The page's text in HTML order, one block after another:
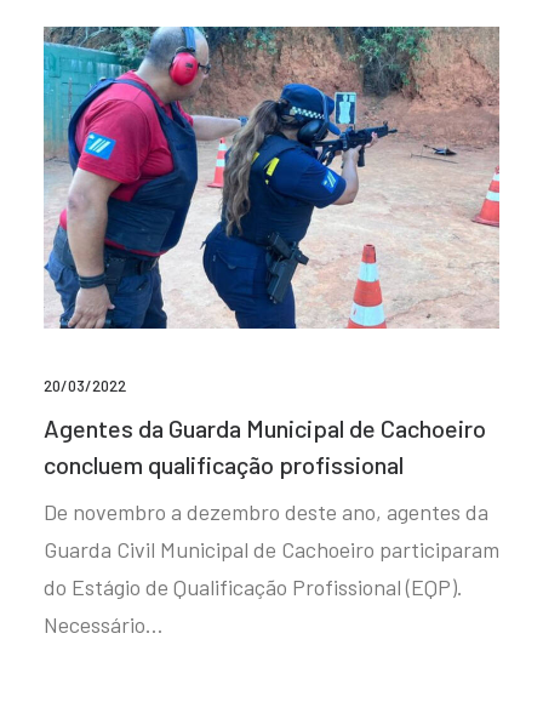
20/03/2022
Agentes da Guarda Municipal de Cachoeiro
concluem qualificação profissional
De novembro a dezembro deste ano, agentes da
Guarda Civil Municipal de Cachoeiro participaram
do Estágio de Qualificação Profissional (EQP).
Necessário…